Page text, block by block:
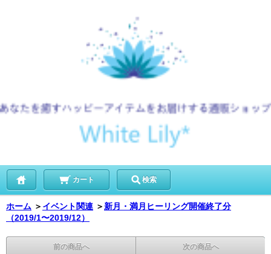
カート 検索
ホーム ＞ イベント関連 ＞ 新月・満月ヒーリング開催終了分
（2019/1〜2019/12）
前の商品へ 次の商品へ